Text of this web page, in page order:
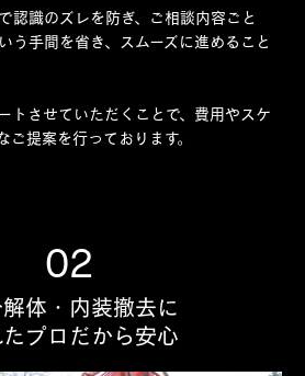
認識のズレを防ぎ、ご相談内容ごと
う手間を省き、スムーズに進めること
トさせていただくことで、費用やスケ
ご提案を行っております。
02
体・内装撤去に
プロだから安心